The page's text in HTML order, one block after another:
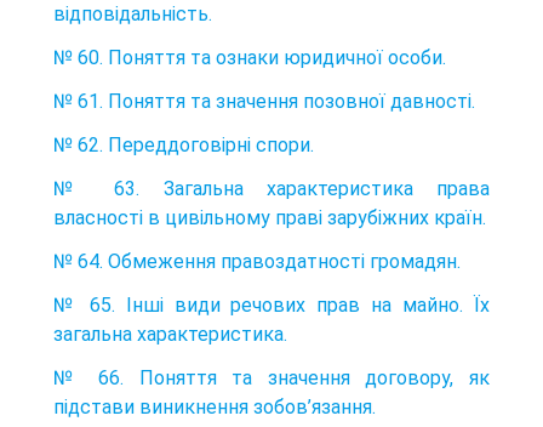
відповідальність.
№ 60. Поняття та ознаки юридичної особи.
№ 61. Поняття та значення позовної давності.
№ 62. Переддоговірні спори.
№ 63. Загальна характеристика права
власності в цивільному праві зарубіжних країн.
№ 64. Обмеження правоздатності громадян.
№ 65. Інші види речових прав на майно. Їх
загальна характеристика.
№ 66. Поняття та значення договору, як
підстави виникнення зобов’язання.